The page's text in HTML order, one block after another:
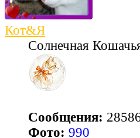
Кот&Я
Солнечная
Сообщения:
Фото: 990